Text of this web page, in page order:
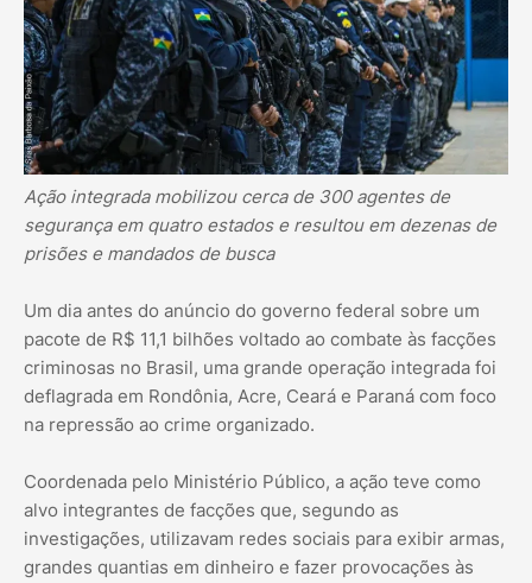
Ação integrada mobilizou cerca de 300 agentes de
segurança em quatro estados e resultou em dezenas de
prisões e mandados de busca
Um dia antes do anúncio do governo federal sobre um
pacote de R$ 11,1 bilhões voltado ao combate às facções
criminosas no Brasil, uma grande operação integrada foi
deflagrada em Rondônia, Acre, Ceará e Paraná com foco
na repressão ao crime organizado.
Coordenada pelo Ministério Público, a ação teve como
alvo integrantes de facções que, segundo as
investigações, utilizavam redes sociais para exibir armas,
grandes quantias em dinheiro e fazer provocações às